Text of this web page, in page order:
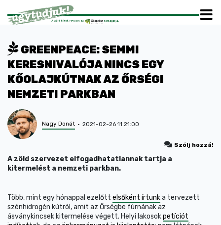
GREENPEACE: SEMMI
KERESNIVALÓJA NINCS EGY
KŐOLAJKÚTNAK AZ ŐRSÉGI
NEMZETI PARKBAN
Nagy Donát 2021-02-26 11:21:00
Szólj hozzá!
A zöld szervezet elfogadhatatlannak tartja a
kitermelést a nemzeti parkban.
Több, mint egy hónappal ezelőtt elsőként írtunka tervezett
szénhidrogén kútról, amit az Őrségbe fúrnának az
ásványkincsek kitermelése végett. Helyi lakosokpetíciót